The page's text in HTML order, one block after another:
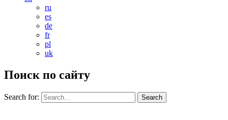
ru
es
de
fr
pl
uk
Поиск по сайту
Search for: